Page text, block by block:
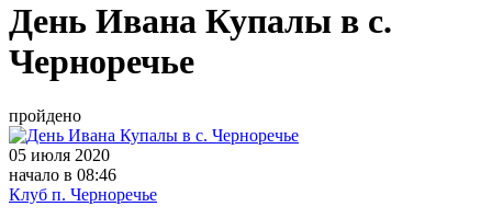
День Ивана Купалы в с.
Черноречье
пройдено
05 июля 2020
начало в 08:46
Клуб п. Черноречье